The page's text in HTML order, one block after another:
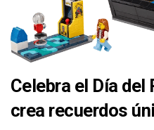
Celebra el Día del
crea recuerdos